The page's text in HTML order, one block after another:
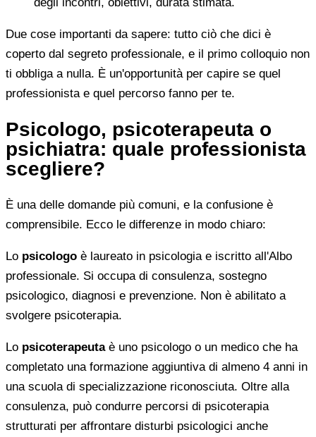
Due cose importanti da sapere: tutto ciò che dici è
coperto dal segreto professionale, e il primo colloquio non
ti obbliga a nulla. È un'opportunità per capire se quel
professionista e quel percorso fanno per te.
Psicologo, psicoterapeuta o
psichiatra: quale professionista
scegliere?
È una delle domande più comuni, e la confusione è
comprensibile. Ecco le differenze in modo chiaro:
Lo psicologo è laureato in psicologia e iscritto all'Albo
professionale. Si occupa di consulenza, sostegno
psicologico, diagnosi e prevenzione. Non è abilitato a
svolgere psicoterapia.
Lo psicoterapeutaè uno psicologo o un medico che ha
completato una formazione aggiuntiva di almeno 4 anni in
una scuola di specializzazione riconosciuta. Oltre alla
consulenza, può condurre percorsi di psicoterapia
strutturati per affrontare disturbi psicologici anche